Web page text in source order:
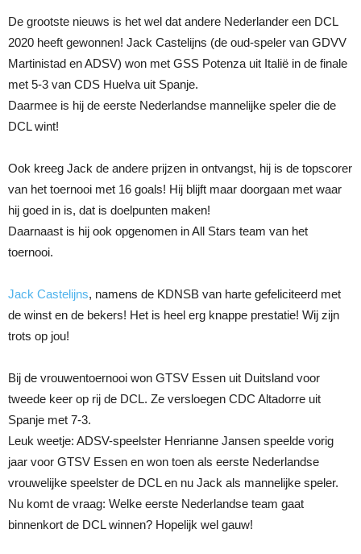
De grootste nieuws is het wel dat andere Nederlander een DCL
2020 heeft gewonnen! Jack Castelijns (de oud-speler van GDVV
Martinistad en ADSV) won met GSS Potenza uit Italië in de finale
met 5-3 van CDS Huelva uit Spanje.
Daarmee is hij de eerste Nederlandse mannelijke speler die de
DCL wint!
Ook kreeg Jack de andere prijzen in ontvangst, hij is de topscorer
van het toernooi met 16 goals! Hij blijft maar doorgaan met waar
hij goed in is, dat is doelpunten maken!
Daarnaast is hij ook opgenomen in All Stars team van het
toernooi.
Jack Castelijns, namens de KDNSB van harte gefeliciteerd met
de winst en de bekers! Het is heel erg knappe prestatie! Wij zijn
trots op jou!
Bij de vrouwentoernooi won GTSV Essen uit Duitsland voor
tweede keer op rij de DCL. Ze versloegen CDC Altadorre uit
Spanje met 7-3.
Leuk weetje: ADSV-speelster Henrianne Jansen speelde vorig
jaar voor GTSV Essen en won toen als eerste Nederlandse
vrouwelijke speelster de DCL en nu Jack als mannelijke speler.
Nu komt de vraag: Welke eerste Nederlandse team gaat
binnenkort de DCL winnen? Hopelijk wel gauw!